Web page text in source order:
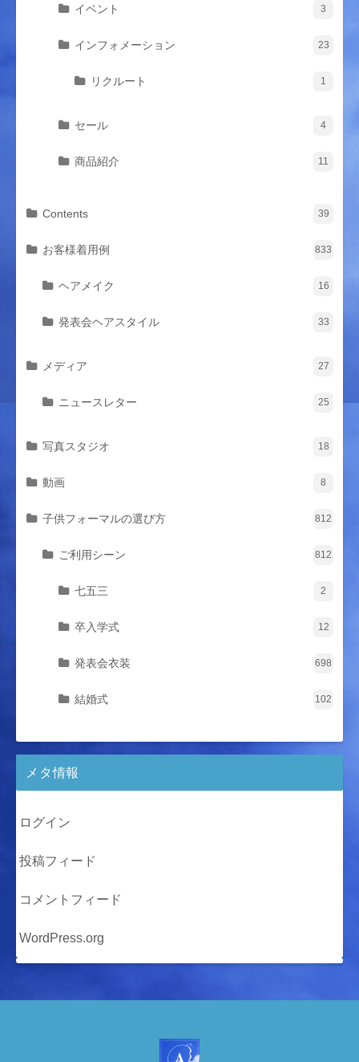
イベント 3
インフォメーション 23
リクルート 1
セール 4
商品紹介 11
Contents 39
お客様着用例 833
ヘアメイク 16
発表会ヘアスタイル 33
メディア 27
ニュースレター 25
写真スタジオ 18
動画 8
子供フォーマルの選び方 812
ご利用シーン 812
七五三 2
卒入学式 12
発表会衣装 698
結婚式 102
メタ情報
ログイン
投稿フィード
コメントフィード
WordPress.org